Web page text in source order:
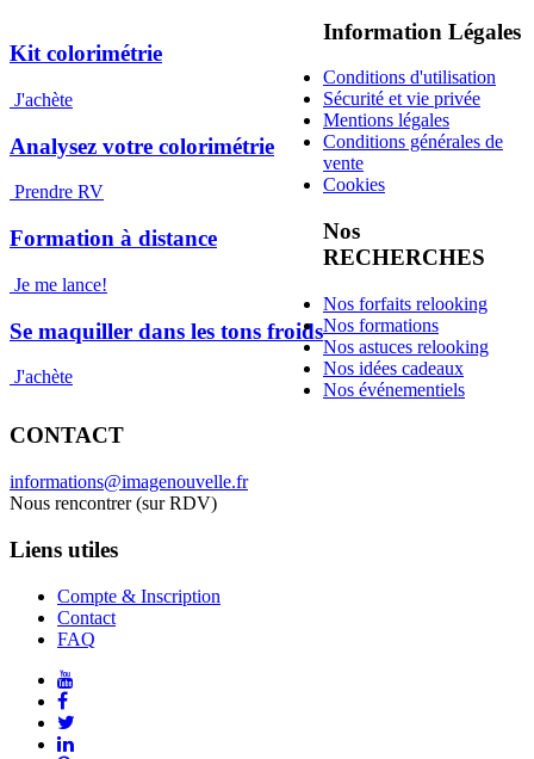
Kit colorimétrie
J'achète
Analysez votre colorimétrie
Prendre RV
Formation à distance
Je me lance!
Se maquiller dans les tons froids
J'achète
Information Légales
Conditions d'utilisation
Sécurité et vie privée
Mentions légales
Conditions générales de
vente
Cookies
Nos
RECHERCHES
Nos forfaits relooking
Nos formations
Nos astuces relooking
Nos idées cadeaux
Nos événementiels
CONTACT
informations@imagenouvelle.fr
Nous rencontrer (sur RDV)
Liens utiles
Compte & Inscription
Contact
FAQ